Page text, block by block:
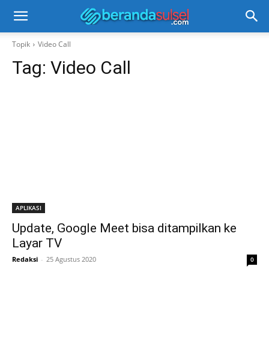
Topik Video Call
Tag: Video Call
APLIKASI
Update, Google Meet bisa ditampilkan ke
Layar TV
Redaksi - 25 Agustus 2020 0